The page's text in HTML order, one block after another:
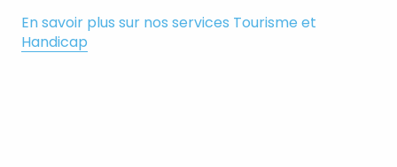
En savoir plus sur nos services Tourisme et
Handicap